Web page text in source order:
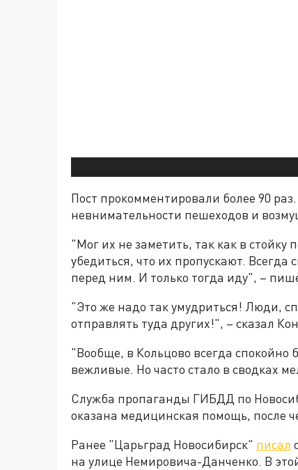
Пост прокомментировали более 90
невнимательности пешеходов и
"Мог их не заметить, так как в
убедиться, что их пропускают.
перед ним. И только тогда иду", –
"Это же надо так умудриться! Люди,
отправлять туда других!", – сказал
"Вообще, в Кольцово всегда спокойно
вежливые. Но часто стало в сводках
Служба пропаганды ГИБДД по
оказана медицинская помощь, после
Ранее "Царьград Новосибирск" писал
на улице Немировича-Данченко. В